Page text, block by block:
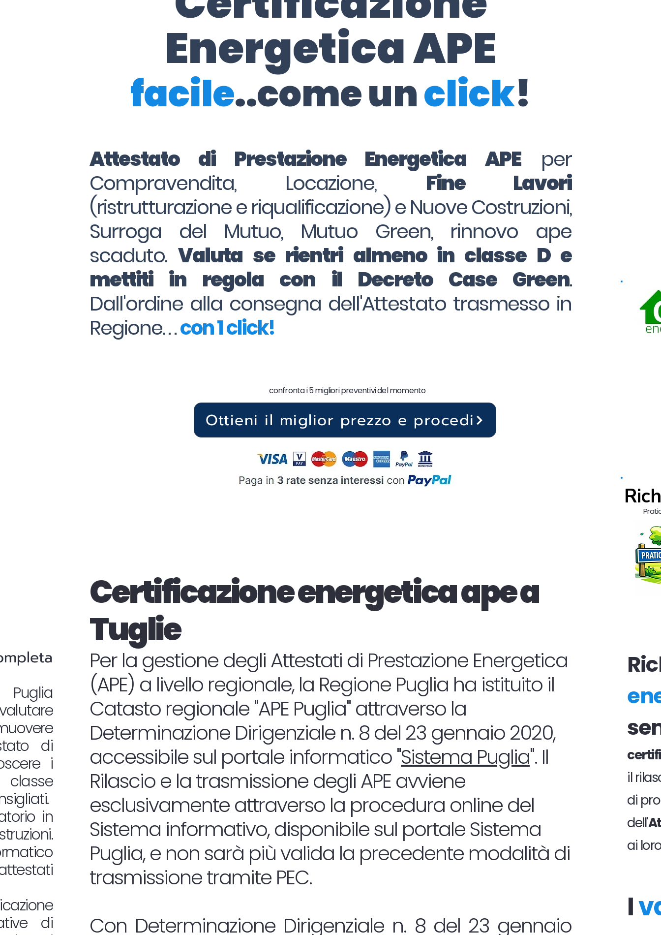
Energetica APE
facile..come unclick!
Attestato di Prestazione Energetica APEper
Compravendita, Locazione, Fine Lavori
(ristrutturazione e riqualificazione) e Nuove Costruzioni,
Surroga del Mutuo, Mutuo Green, rinnovo ape
scaduto.Valuta se rientri almeno in classe D e
mettiti in regola con il Decreto Case Green.
Dall'ordine alla consegna dell'Attestato trasmesso in
Regione. . .con 1 click!
confronta i 5 migliori preventivi del momento
Ottieni il miglior prezzo e procedi
Certificazione energetica ape a
Tuglie
di
i
in
di
Per la gestione degli Attestati di Prestazione Energetica
(APE) a livello regionale, la Regione Puglia ha istituito il
Catasto regionale "APE Puglia" attraverso la
Determinazione Dirigenziale n. 8 del 23 gennaio 2020,
accessibile sul portale informatico "Sistema Puglia". Il
Rilascio e la trasmissione degli APE avviene
esclusivamente attraverso la procedura online del
Sistema informativo, disponibile sul portale Sistema
Puglia, e non sarà più valida la precedente modalità di
trasmissione tramite PEC.
Con Determinazione Dirigenziale n. 8 del 23 gennaio
il
di
dell'
ai
I